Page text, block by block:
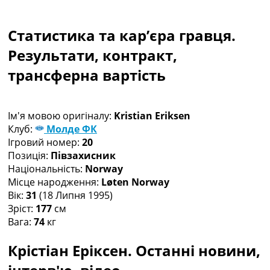
Чемпіонат Світу
Україна. Прем’єр-Ліга
Україна. Перша Ліга
Ліга Чемпіонів
Ще Турніри >>>
Таблиці
Чемпіонат Світу. Турнирні таблиці
Таблиця УПЛ
Перша Ліга
Таблиця АПЛ
Таблиця Ла Ліги
Таблиця Ліги Чемпіонів
Всі таблиці >>>
Рейтинг країн УЄФА
Рейтинг клубів УЄФА
Статистика та кар’єра гравця.
Результати, контракт,
трансферна вартість
Ім'я мовою оригіналу: Kristian Eriksen
Клуб:
Молде ФК
Ігровий номер: 20
Позиція: Півзахисник
Національність: Norway
Місце народження: Løten Norway
Вік: 31 (18 Липня 1995)
Зріст: 177 см
Вага: 74 кг
Крістіан Еріксен. Останні новини,